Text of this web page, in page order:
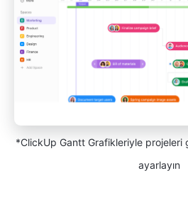
*ClickUp Gantt Grafikleriyle projeleri
ayarlayın